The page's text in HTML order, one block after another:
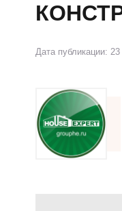
Дата публикации: